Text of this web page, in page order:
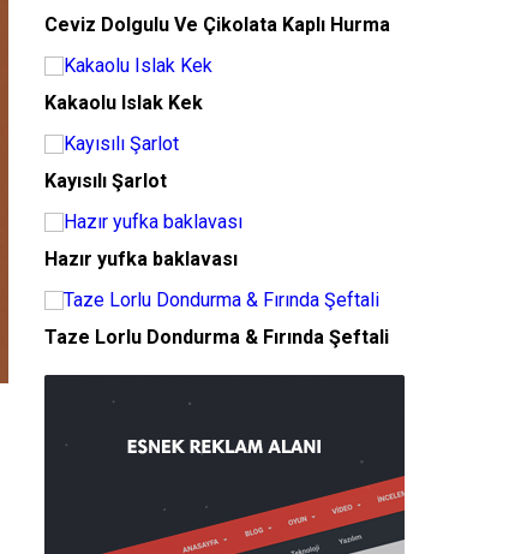
Ceviz Dolgulu Ve Çikolata Kaplı Hurma
Kakaolu Islak Kek
Kayısılı Şarlot
Hazır yufka baklavası
Taze Lorlu Dondurma & Fırında Şeftali